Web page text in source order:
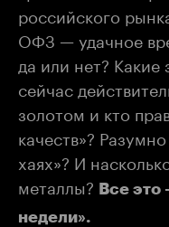
российского
ОФЗ — удачное
да или нет?
сейчас
золотом и кто
качеств»?
хаях»? И
металлы?
Все
недели».